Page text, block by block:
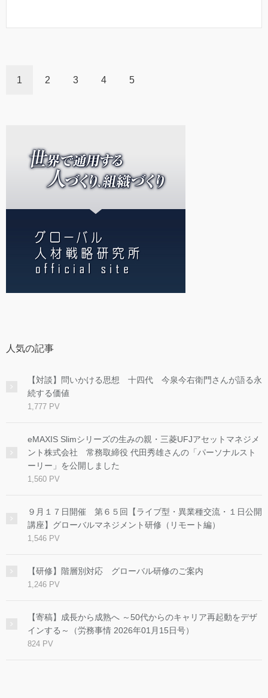
1 2 3 4 5
人気の記事
【対談】問いかける思想 十四代 今泉今右衛門さんが語る永
続する価値
1,777 PV
eMAXIS Slimシリーズの生みの親・三菱UFJアセットマネジメ
ント株式会社 常務取締役 代田秀雄さんの「パーソナルスト
ーリー」を公開しました
1,560 PV
９月１７日開催 第６５回【ライブ型・異業種交流・１日公開
講座】グローバルマネジメント研修（リモート編）
1,546 PV
【研修】階層別対応 グローバル研修のご案内
1,246 PV
【寄稿】成長から成熟へ ～50代からのキャリア再起動をデザ
インする～（労務事情 2026年01月15日号）
824 PV